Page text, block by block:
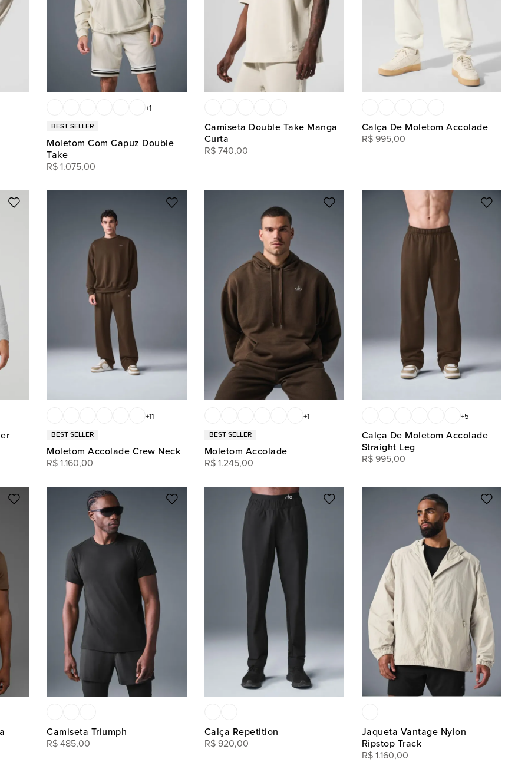
+1
Moletom Com Capuz Double
Take
R$ 1.075,00
Camiseta Double Take Manga
Curta
R$ 740,00
Calça De Moletom Accolade
R$ 995,00
+11
Moletom Accolade Crew Neck
R$ 1.160,00
+1
Moletom Accolade
R$ 1.245,00
+5
Calça De Moletom Accolade
Straight Leg
R$ 995,00
Camiseta Triumph
R$ 485,00
Calça Repetition
R$ 920,00
Jaqueta Vantage Nylon
Ripstop Track
R$ 1.160,00